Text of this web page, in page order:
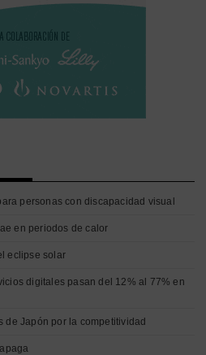
personas con discapacidad visual
en periodos de calor
eclipse solar
digitales pasan del 12% al 77% en
de Japón por la competitividad